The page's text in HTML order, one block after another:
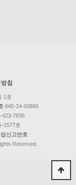
침
1호
645-24-00890
423-7836
1577호
신고번호
Reserved.